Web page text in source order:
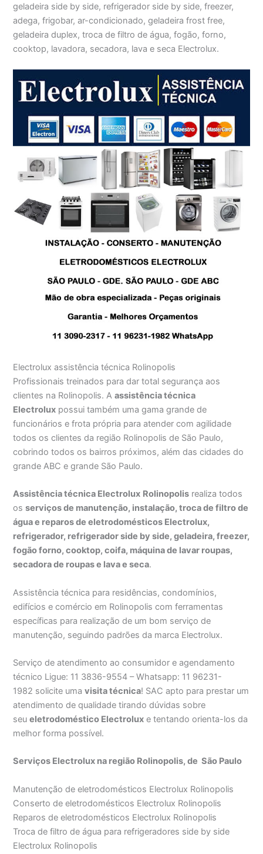
geladeira side by side, refrigerador side by side, freezer,
adega, frigobar, ar-condicionado, geladeira frost free,
geladeira duplex, troca de filtro de água, fogão, forno,
cooktop, lavadora, secadora, lava e seca Electrolux.
Electrolux assistência técnica Rolinopolis
Profissionais treinados para dar total segurança aos
clientes na Rolinopolis. Aassistência técnica
Electrolux possui também uma gama grande de
funcionários e frota própria para atender com agilidade
todos os clientes da região Rolinopolis de São Paulo,
cobrindo todos os bairros próximos, além das cidades do
grande ABC e grande São Paulo.
Assistência técnica Electrolux Rolinopolis realiza todos
osserviços de manutenção, instalação, troca de filtro de
água e reparos de eletrodomésticos Electrolux,
refrigerador, refrigerador side by side, geladeira, freezer,
fogão forno, cooktop, coifa, máquina de lavar roupas,
secadora de roupas e lava e seca.
Assistência técnica para residências, condomínios,
edifícios e comércio em Rolinopolis com ferramentas
específicas para realização de um bom serviço de
manutenção, seguindo padrões da marca Electrolux.
Serviço de atendimento ao consumidor e agendamento
técnico Ligue: 11 3836-9554 – Whatsapp: 11 96231-
1982 solicite umavisita técnica! SAC apto para prestar um
atendimento de qualidade tirando dúvidas sobre
seueletrodoméstico Electrolux e tentando orienta-los da
melhor forma possível.
Serviços Electrolux na região Rolinopolis, de São Paulo
Manutenção de eletrodomésticos Electrolux Rolinopolis
Conserto de eletrodomésticos Electrolux Rolinopolis
Reparos de eletrodomésticos Electrolux Rolinopolis
Troca de filtro de água para refrigeradores side by side
Electrolux Rolinopolis